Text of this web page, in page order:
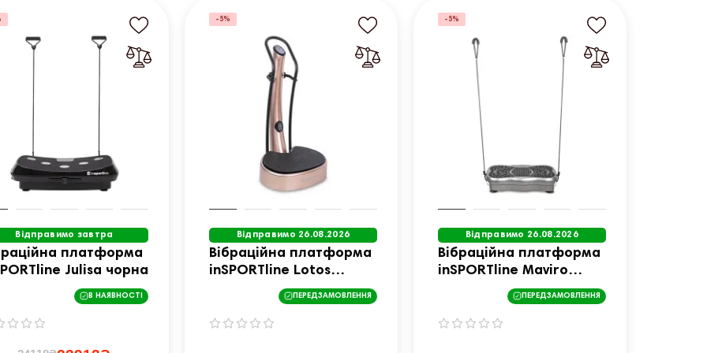
Відправимо завтра
платформа
Julisa чорна
В НАЯВНОСТІ
-5%
Відправимо 26.08.2026
Вібраційна платформа
inSPORTline Lotos
коричнева
ПЕРЕДЗАМОВЛЕННЯ
-5%
Відправимо 26.08.2026
Вібраційна платформа
inSPORTline Maviro
ПЕРЕДЗАМОВЛЕННЯ